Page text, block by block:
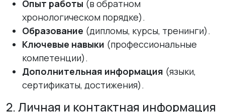
Опыт работы (в обратном
хронологическом порядке).
Образование (дипломы, курсы, тренинги).
Ключевые навыки (профессиональные
компетенции).
Дополнительная информация (языки,
сертификаты, достижения).
2. Личная и контактная информация